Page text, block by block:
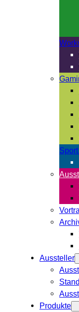
Aussteller
Produkte